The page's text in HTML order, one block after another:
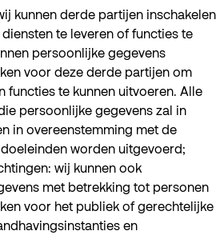
kunnen derde partijen inschakelen
te leveren of functies te
persoonlijke gegevens
voor deze derde partijen om
functies te kunnen uitvoeren. Alle
persoonlijke gegevens zal in
in overeenstemming met de
worden uitgevoerd;
wij kunnen ook
met betrekking tot personen
voor het publiek of gerechtelijke
en